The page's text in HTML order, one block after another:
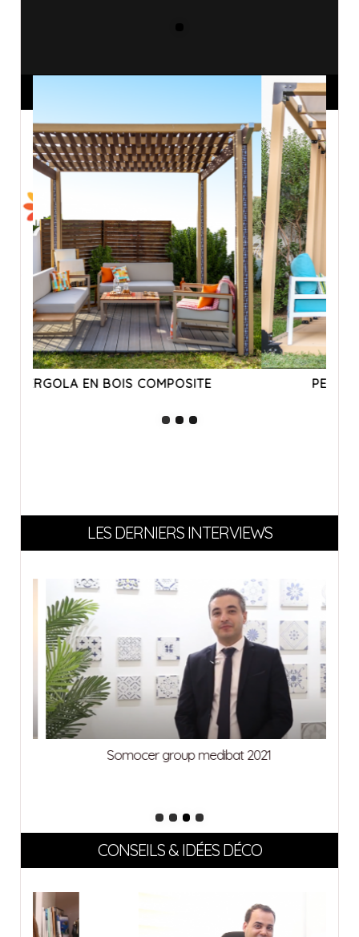
ANNONCES SPONSORISÉES
PERGOLA EN BOIS COMPOSITE
LES DERNIERS INTERVIEWS
Somocer group medibat 2021
CONSEILS & IDÉES DÉCO